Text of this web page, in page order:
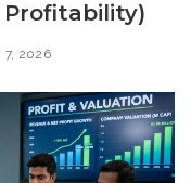
Profitability)
7, 2026